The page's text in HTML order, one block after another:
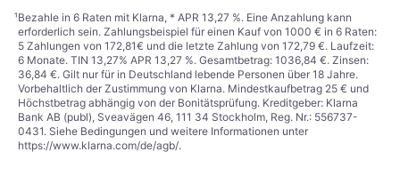
¹Bezahle in 6 Raten mit Klarna, * APR 13,27 %. Eine Anzahlung kann
erforderlich sein. Zahlungsbeispiel für einen Kauf von 1000 € in 6 Raten:
5 Zahlungen von 172,81€ und die letzte Zahlung von 172,79 €. Laufzeit:
6 Monate. TIN 13,27% APR 13,27 %. Gesamtbetrag: 1036,84 €. Zinsen:
36,84 €. Gilt nur für in Deutschland lebende Personen über 18 Jahre.
Vorbehaltlich der Zustimmung von Klarna. Mindestkaufbetrag 25 € und
Höchstbetrag abhängig von der Bonitätsprüfung. Kreditgeber: Klarna
Bank AB (publ), Sveavägen 46, 111 34 Stockholm, Reg. Nr.: 556737-
0431. Siehe Bedingungen und weitere Informationen unter
https://www.klarna.com/de/agb/.